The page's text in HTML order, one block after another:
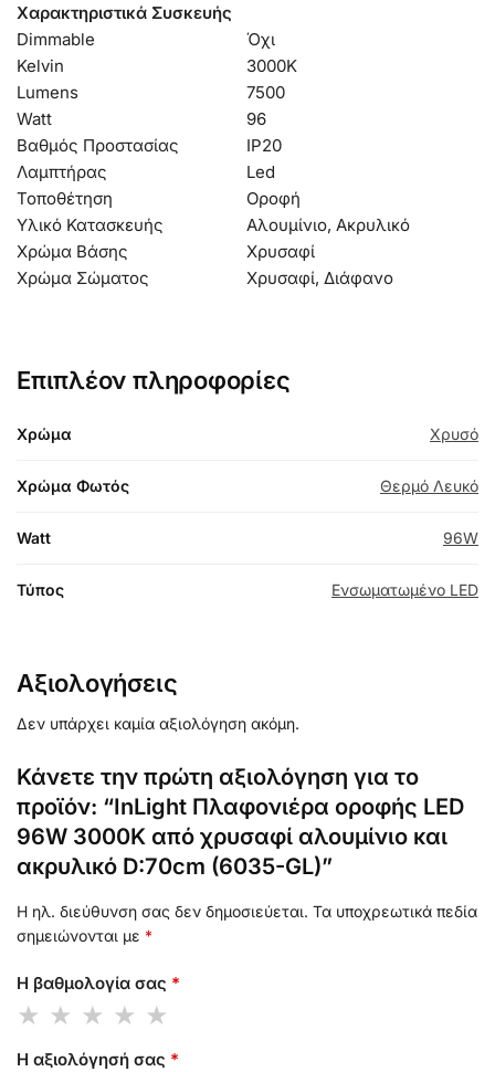
Χαρακτηριστικά Συσκευής
Dimmable
Όχι
Kelvin
3000Κ
Lumens
7500
Watt
96
Βαθμός Προστασίας
IP20
Λαμπτήρας
Led
Τοποθέτηση
Οροφή
Υλικό Κατασκευής
Αλουμίνιο, Ακρυλικό
Χρώμα Βάσης
Χρυσαφί
Χρώμα Σώματος
Χρυσαφί, Διάφανο
Επιπλέον πληροφορίες
Χρώμα Χρυσό
Χρώμα Φωτός Θερμό Λευκό
Watt 96W
Τύπος Ενσωματωμένο LED
Αξιολογήσεις
Δεν υπάρχει καμία αξιολόγηση ακόμη.
Κάνετε την πρώτη αξιολόγηση για το
προϊόν: “InLight Πλαφονιέρα οροφής LED
96W 3000K από χρυσαφί αλουμίνιο και
ακρυλικό D:70cm (6035-GL)”
Η ηλ. διεύθυνση σας δεν δημοσιεύεται. Τα υποχρεωτικά πεδία
σημειώνονται με *
Η βαθμολογία σας *
Η αξιολόγησή σας *